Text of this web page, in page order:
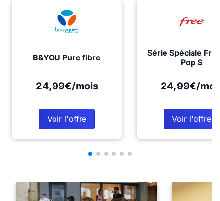
B&YOU Pure fibre
24,99€/mois
Voir l'offre
Série Spéciale
Pop S
24,99€/
Voir l'offre